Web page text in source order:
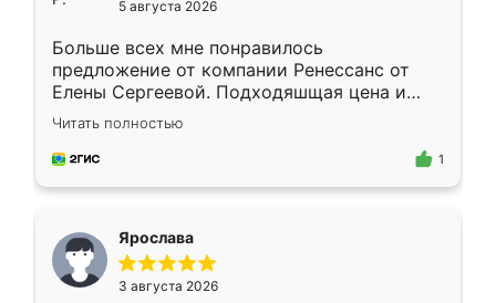
5 августа 2026
Больше всех мне понравилось
предложение от компании Ренессанс от
Елены Сергеевой. Подходяшщая цена и
короткие сроки изготовления. Приехавший
для замера сотрудник Владислав
предложил по моему эскизу самый
Читать полностью
1
Ярослава
3 августа 2026